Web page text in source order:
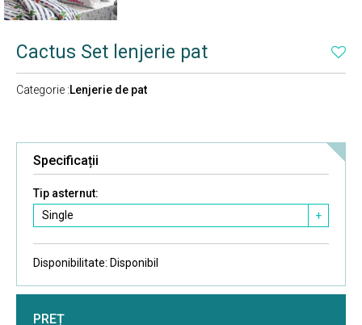
Cactus Set lenjerie pat
Categorie :Lenjerie de pat
Specificații
Tip asternut:
Single
+
Disponibilitate: Disponibil
PREȚ